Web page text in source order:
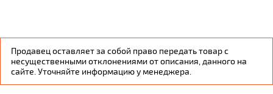
Продавец оставляет за собой право передать товар с
несущественными отклонениями от описания, данного на
сайте. Уточняйте информацию у менеджера.